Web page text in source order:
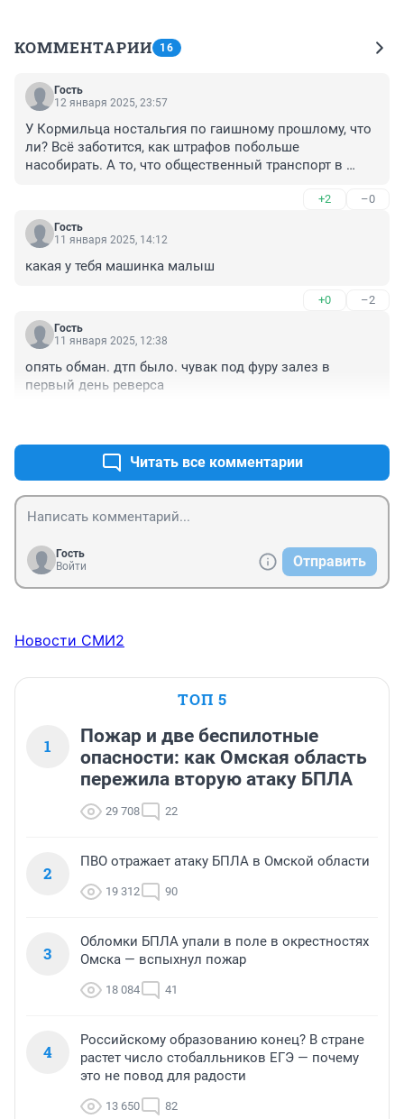
КОММЕНТАРИИ 16
Гость
12 января 2025, 23:57
У Кормильца ностальгия по гаишному прошлому, что
ли? Всё заботится, как штрафов побольше
насобирать. А то, что общественный транспорт в
проезд в очередной раз поднять, безбилетников же
больше будет. И с них тоже штрафы собирать,
собирать... Красота!
+2 –0
Гость
11 января 2025, 14:12
какая у тебя машинка малыш
+0 –2
Гость
11 января 2025, 12:38
опять обман. дтп было. чувак под фуру залез в
первый день реверса
Читать все комментарии
Гость
Войти
Отправить
Новости СМИ2
ТОП 5
1
Пожар и две беспилотные
опасности: как Омская область
пережила вторую атаку БПЛА
29 708 22
2
ПВО отражает атаку БПЛА в Омской области
19 312 90
3
Обломки БПЛА упали в поле в окрестностях
Омска — вспыхнул пожар
18 084 41
4
Российскому образованию конец? В стране
растет число стобалльников ЕГЭ — почему
это не повод для радости
13 650 82